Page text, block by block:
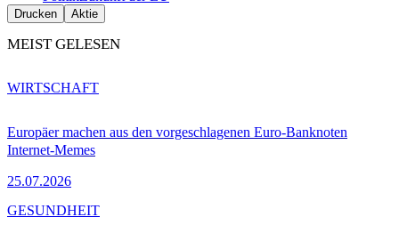
Drucken Aktie
MEIST GELESEN
Europäer machen aus den vorgeschlagenen Euro-Banknoten
Internet-Memes
25.07.2026
WIRTSCHAFT
GESUNDHEIT